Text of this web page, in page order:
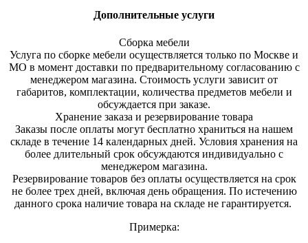
Дополнительные услуги
Сборка мебели
Услуга по сборке мебели осуществляется только по Москве и
МО в момент доставки по предварительному согласованию с
менеджером магазина. Стоимость услуги зависит от
габаритов, комплектации, количества предметов мебели и
обсуждается при заказе.
Хранение заказа и резервирование товара
Заказы после оплаты могут бесплатно храниться на нашем
складе в течение 14 календарных дней. Условия хранения на
более длительный срок обсуждаются индивидуально с
менеджером магазина.
Резервирование товаров без оплаты осуществляется на срок
не более трех дней, включая день обращения. По истечению
данного срока наличие товара на складе не гарантируется.
Примерка: